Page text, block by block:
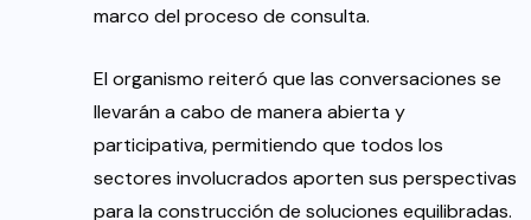
marco del proceso de consulta.
El organismo reiteró que las conversaciones se
llevarán a cabo de manera abierta y
participativa, permitiendo que todos los
sectores involucrados aporten sus perspectivas
para la construcción de soluciones equilibradas.